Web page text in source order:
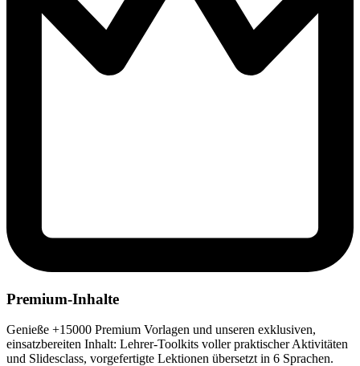
Premium-Inhalte
Genieße +15000 Premium Vorlagen und unseren exklusiven,
einsatzbereiten Inhalt: Lehrer-Toolkits voller praktischer Aktivitäten
und Slidesclass, vorgefertigte Lektionen übersetzt in 6 Sprachen.